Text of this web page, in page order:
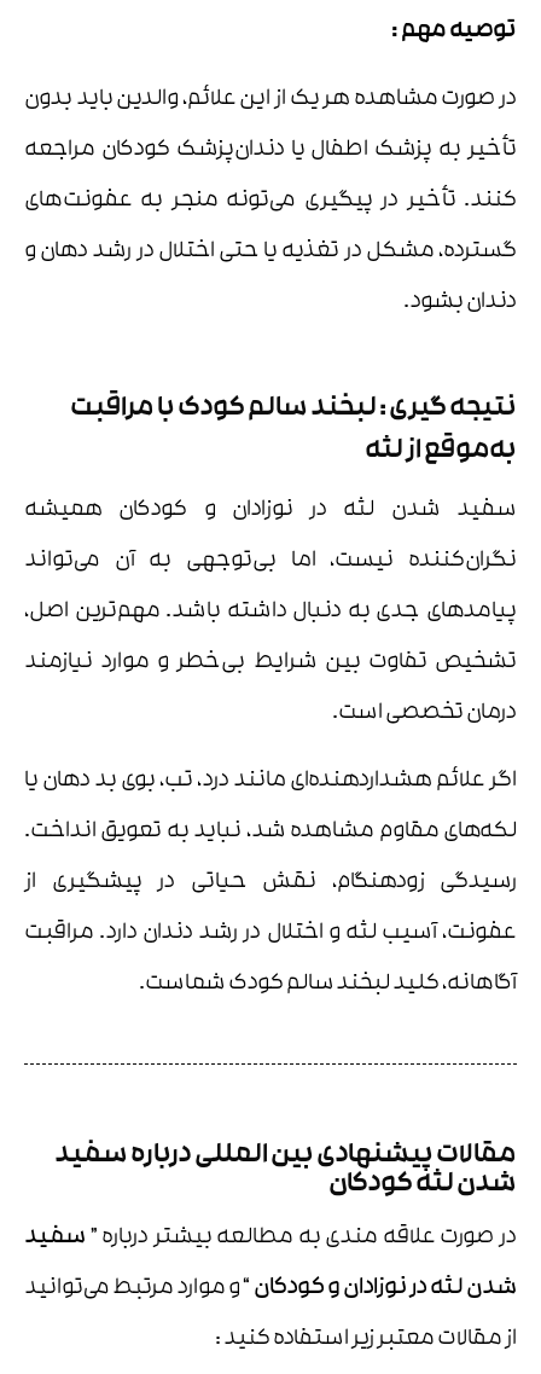
توصیه مهم:
در صورت مشاهده هر یک از این علائم، والدین باید بدون
تأخیر به پزشک اطفال یا دندان‌پزشک کودکان مراجعه
کنند. تأخیر در پیگیری می‌تونه منجر به عفونت‌های
گسترده، مشکل در تغذیه یا حتی اختلال در رشد دهان و
دندان بشود.
نتیجه گیری : لبخند سالم کودک با مراقبت
به‌موقع از لثه
سفید شدن لثه در نوزادان و کودکان همیشه
نگران‌کننده نیست، اما بی‌توجهی به آن می‌تواند
پیامدهای جدی به دنبال داشته باشد. مهم‌ترین اصل،
تشخیص تفاوت بین شرایط بی‌خطر و موارد نیازمند
درمان تخصصی است.
اگر علائم هشداردهنده‌ای مانند درد، تب، بوی بد دهان یا
لکه‌های مقاوم مشاهده شد، نباید به تعویق انداخت.
رسیدگی زودهنگام، نقش حیاتی در پیشگیری از
عفونت، آسیب لثه و اختلال در رشد دندان دارد. مراقبت
آگاهانه، کلید لبخند سالم کودک شماست.
مقالات پیشنهادی بین المللی درباره سفید
شدن لثه کودکان
در صورت علاقه مندی به مطالعه بیشتر درباره” سفید
شدن لثه در نوزادان و کودکان “و موارد مرتبط می‌توانید
از مقالات معتبر زیر استفاده کنید :